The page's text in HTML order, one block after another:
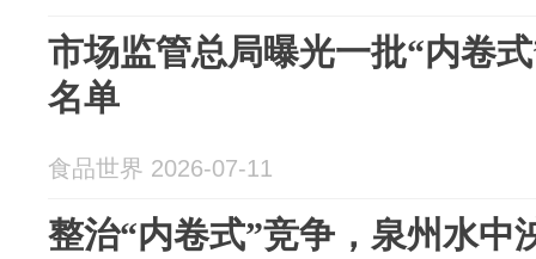
市场监管总局曝光一批“内卷
名单
食品世界 2026-07-11
整治“内卷式”竞争，泉州水中